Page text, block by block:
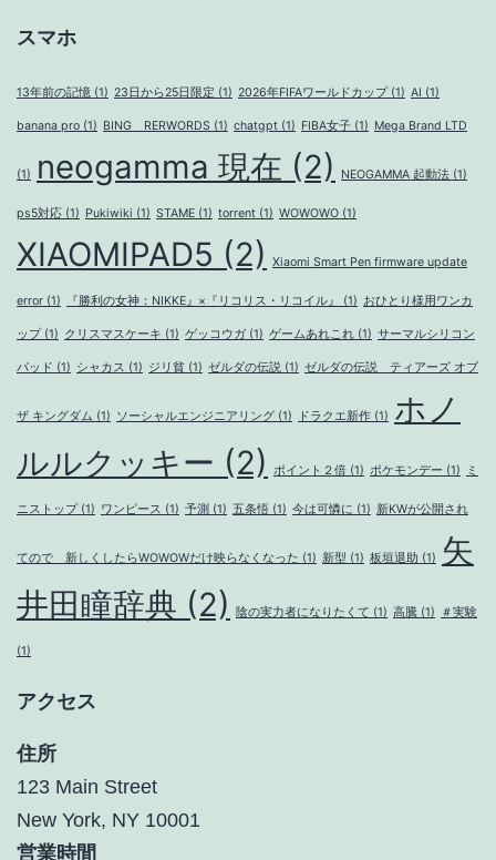
スマホ
13年前の記憶 (1) 23日から25日限定 (1) 2026年FIFAワールドカップ(1) AI (1)
banana pro (1) BING RERWORDS (1) chatgpt (1) FIBA女子 (1) Mega Brand LTD
(1) neogamma 現在 (2) NEOGAMMA 起動法 (1)
ps5対応 (1) Pukiwiki (1) STAME (1) torrent (1) WOWOWO (1)
XIAOMIPAD5 (2) Xiaomi Smart Pen firmware update
error (1) 『勝利の女神：NIKKE』×『リコリス・リコイル』 (1) おひとり様用ワンカ
ップ(1) クリスマスケーキ (1) ゲッコウガ (1) ゲームあれこれ (1) サーマルシリコン
パッド (1) シャカス (1) ジリ貧 (1) ゼルダの伝説 (1) ゼルダの伝説 ティアーズ オブ
ザ キングダム (1) ソーシャルエンジニアリング (1) ドラクエ新作 (1) ホノ
ルルクッキー (2) ポイント２倍 (1) ポケモンデー (1) ミ
ニストップ(1) ワンピース (1) 予測 (1) 五条悟 (1) 今は可憐に (1) 新KWが公開され
てので 新しくしたらWOWOWだけ映らなくなった (1) 新型 (1) 板垣退助 (1)
矢
井田瞳辞典 (2) 陰の実力者になりたくて (1) 高騰 (1) ＃実験
(1)
アクセス
住所
123 Main Street
New York, NY 10001
営業時間